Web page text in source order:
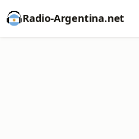
Radio-Argentina.net